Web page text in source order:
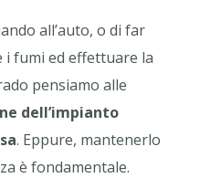
all’auto, o di far
i fumi ed effettuare la
pensiamo alle
dell’impianto
. Eppure, mantenerlo
è fondamentale.